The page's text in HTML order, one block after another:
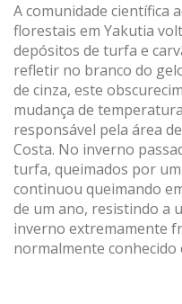
A comunidade científica
florestais em Yakutia
depósitos de turfa e
refletir no branco do
de cinza, este
mudança de
responsável pela área
Costa. No inverno
turfa, queimados por
continuou queimando
de um ano, resistindo a
inverno extremamente
normalmente conhecido